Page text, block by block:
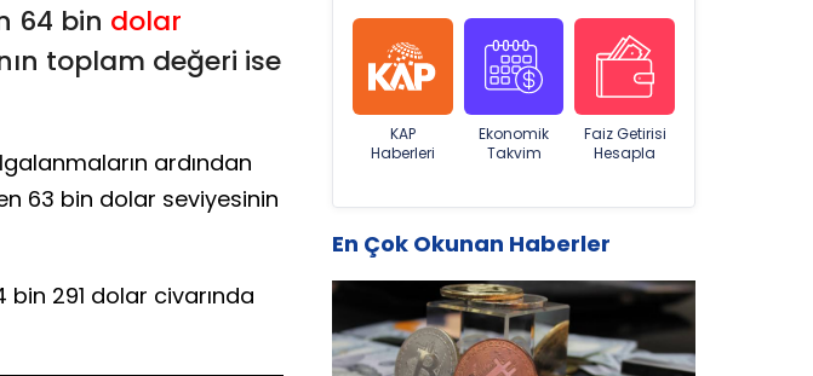
64 bin dolar
toplam değeri ise
ardından
63 bin dolar seviyesinin
bin 291 dolar civarında
KAP
Haberleri
Ekonomik
Takvim
Faiz Getirisi
Hesapla
En Çok Okunan Haberler